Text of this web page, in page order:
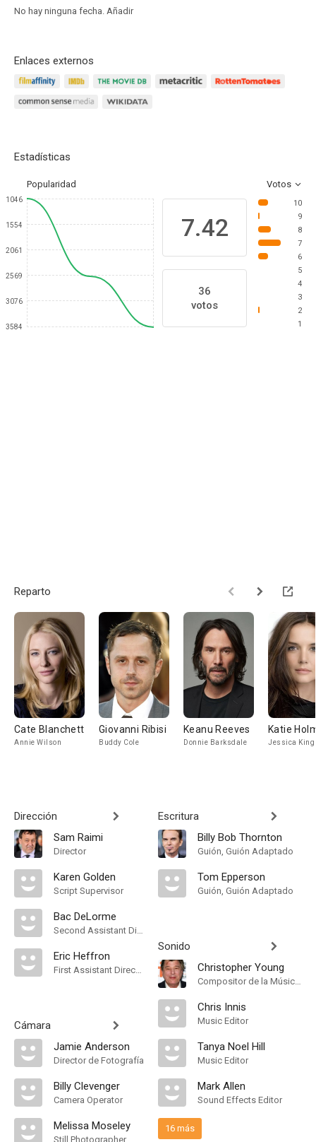
No hay ninguna fecha. Añadir
Enlaces externos
Estadísticas
Popularidad Votos
1046
1554
2061
2569
3076
3584
7.42
36
votos
10
9
8
7
6
5
4
3
2
1
Reparto
Cate Blanchett
Annie Wilson
Giovanni Ribisi
Buddy Cole
Keanu Reeves
Donnie Barksdale
Katie
Jessica King
Dirección
Sam Raimi
Director
Karen Golden
Script Supervisor
Bac DeLorme
Second Assistant Director
Eric Heffron
First Assistant Director
Cámara
Jamie Anderson
Director de Fotografía
Billy Clevenger
Camera Operator
Melissa Moseley
Still Photographer
Escritura
Billy Bob Thornton
Guión, Guión Adaptado
Tom Epperson
Guión, Guión Adaptado
Sonido
Christopher Young
Compositor de la Música Original
Chris Innis
Music Editor
Tanya Noel Hill
Music Editor
Mark Allen
Sound Effects Editor
16 más